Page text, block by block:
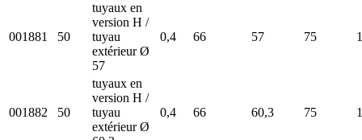
001881 50
tuyaux en
version H /
tuyau
extérieur Ø
57
0,4 66 57 75
001882 50
tuyaux en
version H /
tuyau
extérieur Ø
0,4 66 60,3 75